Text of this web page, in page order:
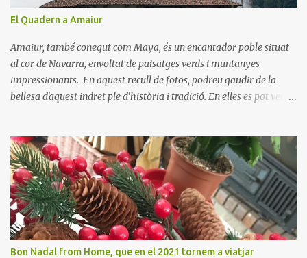
El Quadern a Amaiur
Amaiur, també conegut com Maya, és un encantador poble situat
al cor de Navarra, envoltat de paisatges verds i muntanyes
impressionants. En aquest recull de fotos, podreu gaudir de la
bellesa d'aquest indret ple d'història i tradició. En elles es pot veure
cultura navarresa i gaudir de la tranquil·litat d'un poble que
conserva el seu encant tradicional. Us animem a descobrir aquest
meravellós lloc i a deixar-vos captivar per la seva bellesa!
Bon Nadal from Home, que en el 2021 tornem a viatjar